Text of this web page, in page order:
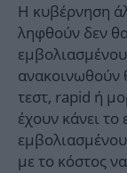
Η κυβέρνηση
ληφθούν δεν
ανακοινωθούν
τεστ, rapid ή
έχουν κάνει
με το κόστος